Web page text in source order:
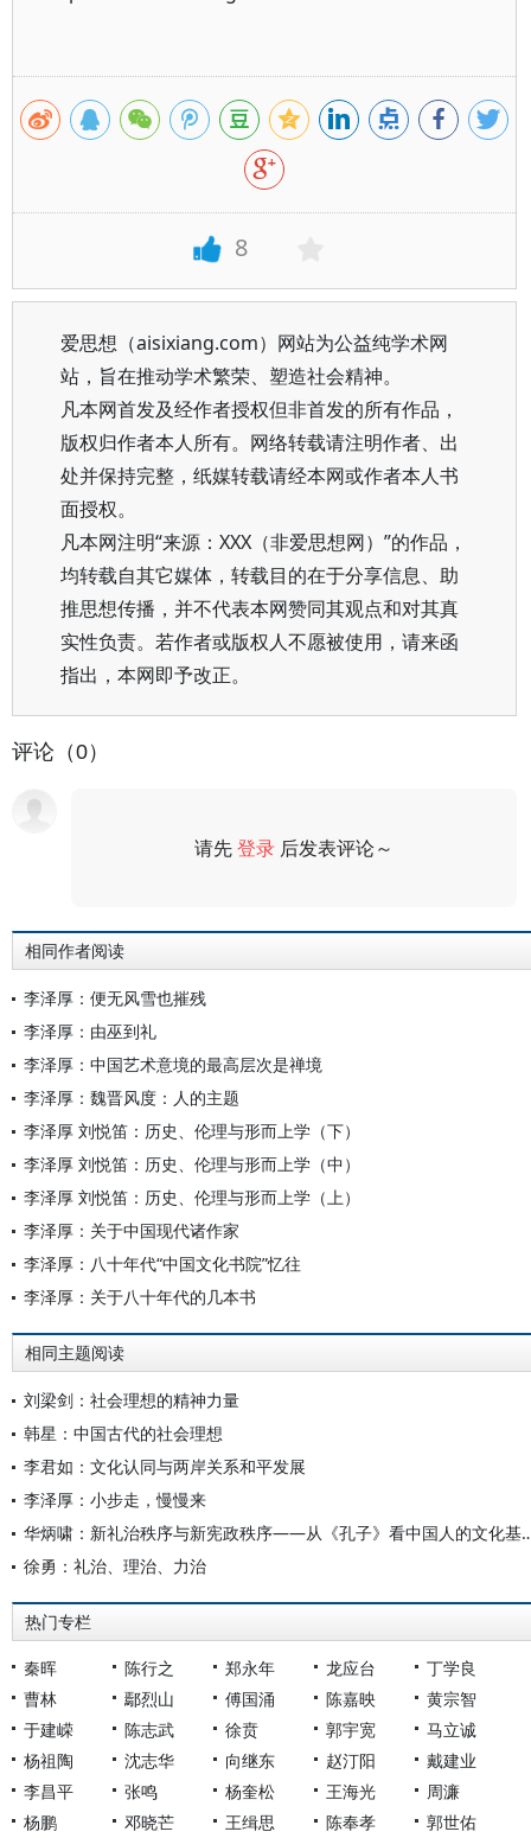
8
爱思想（aisixiang.com）网站为公益纯学术网
站，旨在推动学术繁荣、塑造社会精神。
凡本网首发及经作者授权但非首发的所有作品，
版权归作者本人所有。网络转载请注明作者、出
处并保持完整，纸媒转载请经本网或作者本人书
面授权。
凡本网注明“来源：XXX（非爱思想网）”的作品，
均转载自其它媒体，转载目的在于分享信息、助
推思想传播，并不代表本网赞同其观点和对其真
实性负责。若作者或版权人不愿被使用，请来函
指出，本网即予改正。
评论（0）
请先登录 后发表评论～
相同作者阅读
李泽厚：便无风雪也摧残
李泽厚：由巫到礼
李泽厚：中国艺术意境的最高层次是禅境
李泽厚：魏晋风度：人的主题
李泽厚 刘悦笛：历史、伦理与形而上学（下）
李泽厚 刘悦笛：历史、伦理与形而上学（中）
李泽厚 刘悦笛：历史、伦理与形而上学（上）
李泽厚：关于中国现代诸作家
李泽厚：八十年代“中国文化书院”忆往
李泽厚：关于八十年代的几本书
相同主题阅读
刘梁剑：社会理想的精神力量
韩星：中国古代的社会理想
李君如：文化认同与两岸关系和平发展
李泽厚：小步走，慢慢来
华炳啸：新礼治秩序与新宪政秩
徐勇：礼治、理治、力治
热门专栏
秦晖 陈行之 郑永年 龙应台
丁学良
曹林
鄢烈山 傅国涌 陈嘉映
黄宗智
于建嵘
陈志武 徐贲 郭宇宽
马立诚
杨祖陶
沈志华 向继东 赵汀阳
戴建业
李昌平
张鸣 杨奎松 王海光
周濂
杨鹏
邓晓芒 王缉思 陈奉孝 郭世佑